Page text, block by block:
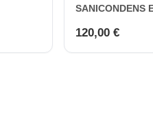
SANICONDENS
120,00 €